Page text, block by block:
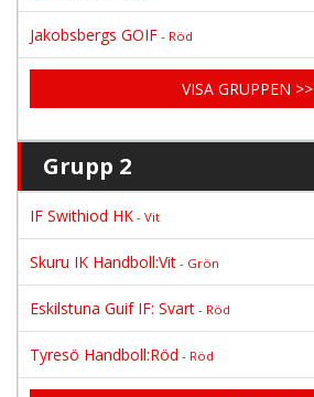
Jakobsbergs GOIF - Röd
VISA GRUPPEN >>
Grupp 2
IF Swithiod HK - Vit
Skuru IK Handboll:Vit - Grön
Eskilstuna Guif IF: Svart - Röd
Tyresö Handboll:Röd - Röd